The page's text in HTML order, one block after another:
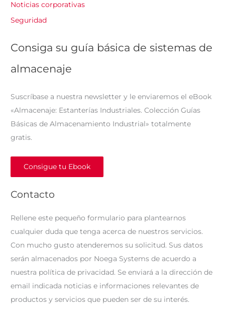
Noticias corporativas
Seguridad
Consiga su guía básica de sistemas de
almacenaje
Suscríbase a nuestra newsletter y le enviaremos el eBook
«Almacenaje: Estanterías Industriales. Colección Guías
Básicas de Almacenamiento Industrial» totalmente
gratis.
Consigue tu Ebook
Contacto
Rellene este pequeño formulario para plantearnos
cualquier duda que tenga acerca de nuestros servicios.
Con mucho gusto atenderemos su solicitud. Sus datos
serán almacenados por Noega Systems de acuerdo a
nuestra política de privacidad. Se enviará a la dirección de
email indicada noticias e informaciones relevantes de
productos y servicios que pueden ser de su interés.